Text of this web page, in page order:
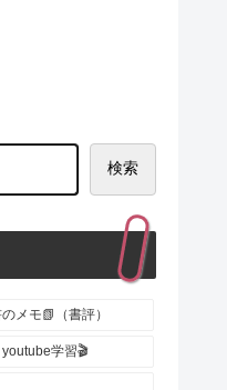
検索
メモ📗（書評）
youtube学習🎬